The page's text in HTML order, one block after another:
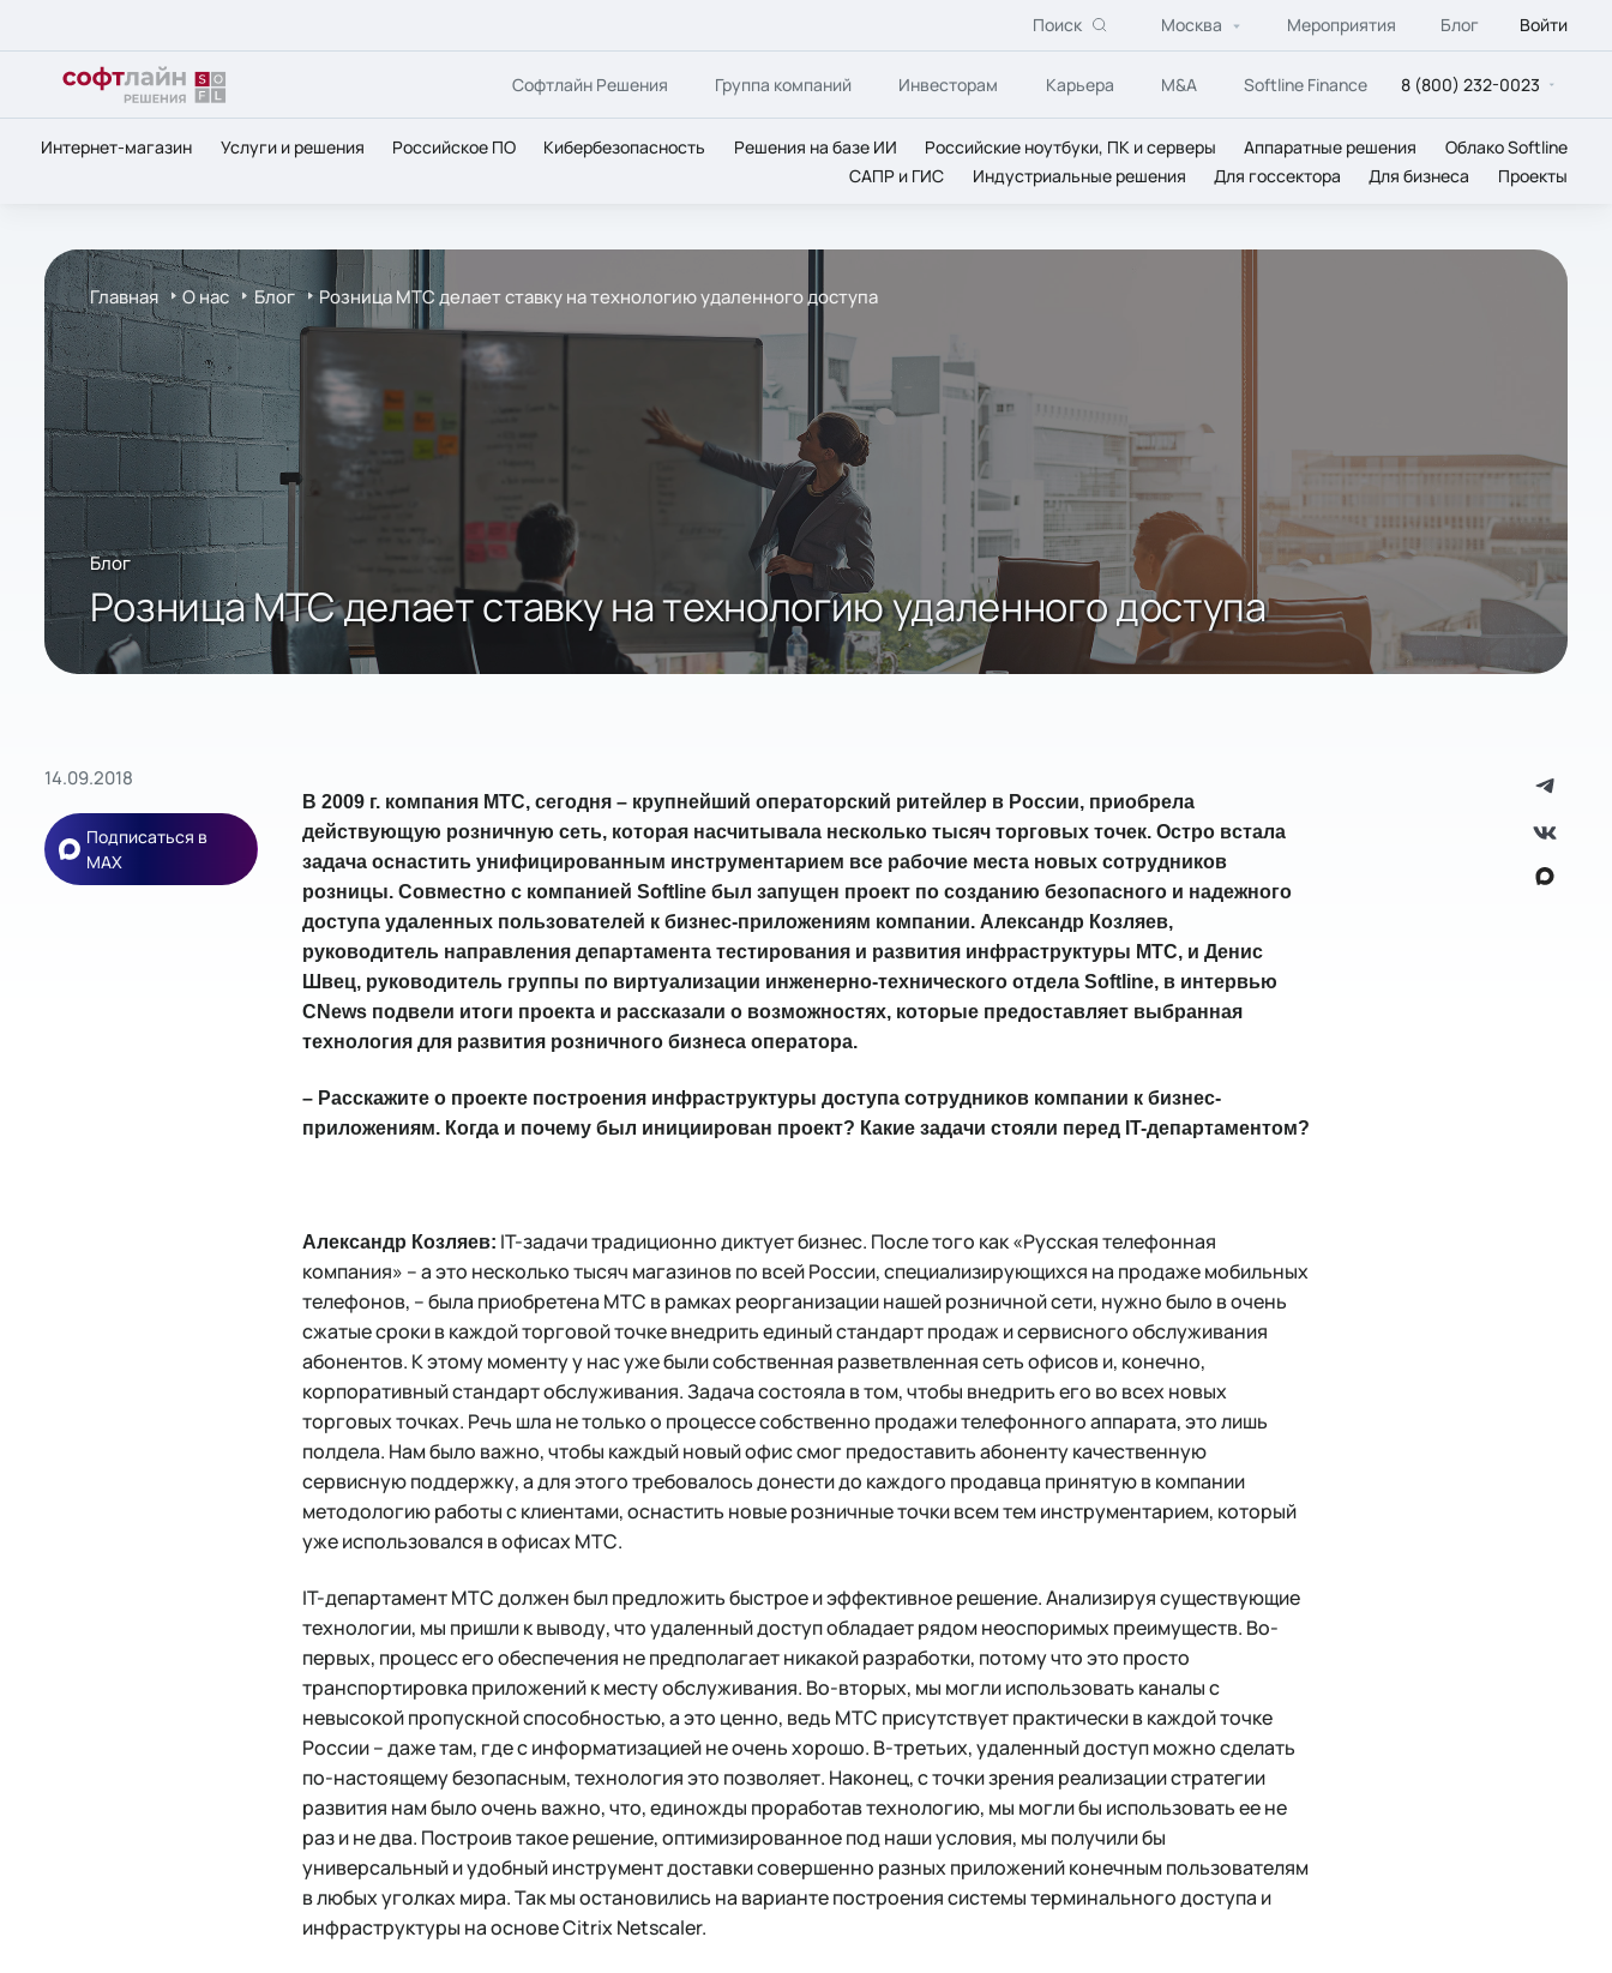
Поиск Москва Мероприятия Блог Войти
Софтлайн Решения Группа компаний Инвесторам Карьера M&A Softline Finance 8 (800) 232-0023
Интернет-магазин Услуги и решения Российское ПО Кибербезопасность Решения на базе ИИ Российские ноутбуки, ПК и серверы Аппаратные решения
Облако Softline
САПР и ГИС
Индустриальные решения Для госсектора Для бизнеса Проекты
Главная О нас Блог Розница МТС делает ставку на технологию удаленного доступа
Блог
Розница МТС делает ставку на технологию удаленного доступа
14.09.2018
Подписаться в
MAX
В 2009 г. компания МТС, сегодня – крупнейший операторский ритейлер в России, приобрела
действующую розничную сеть, которая насчитывала несколько тысяч торговых точек. Остро встала
задача оснастить унифицированным инструментарием все рабочие места новых сотрудников
розницы. Совместно с компанией Softline был запущен проект по созданию безопасного и надежного
доступа удаленных пользователей к бизнес-приложениям компании. Александр Козляев,
руководитель направления департамента тестирования и развития инфраструктуры МТС, и Денис
Швец, руководитель группы по виртуализации инженерно-технического отдела Softline, в интервью
CNews подвели итоги проекта и рассказали о возможностях, которые предоставляет выбранная
технология для развития розничного бизнеса оператора.
– Расскажите о проекте построения инфраструктуры доступа сотрудников компании к бизнес-
приложениям. Когда и почему был инициирован проект? Какие задачи стояли перед IT-департаментом?
Александр Козляев: IT-задачи традиционно диктует бизнес. После того как «Русская телефонная
компания» – а это несколько тысяч магазинов по всей России, специализирующихся на продаже мобильных
телефонов, – была приобретена МТС в рамках реорганизации нашей розничной сети, нужно было в очень
сжатые сроки в каждой торговой точке внедрить единый стандарт продаж и сервисного обслуживания
абонентов. К этому моменту у нас уже были собственная разветвленная сеть офисов и, конечно,
корпоративный стандарт обслуживания. Задача состояла в том, чтобы внедрить его во всех новых
торговых точках. Речь шла не только о процессе собственно продажи телефонного аппарата, это лишь
полдела. Нам было важно, чтобы каждый новый офис смог предоставить абоненту качественную
сервисную поддержку, а для этого требовалось донести до каждого продавца принятую в компании
методологию работы с клиентами, оснастить новые розничные точки всем тем инструментарием, который
уже использовался в офисах МТС.
IT-департамент МТС должен был предложить быстрое и эффективное решение. Анализируя существующие
технологии, мы пришли к выводу, что удаленный доступ обладает рядом неоспоримых преимуществ. Во-
первых, процесс его обеспечения не предполагает никакой разработки, потому что это просто
транспортировка приложений к месту обслуживания. Во-вторых, мы могли использовать каналы с
невысокой пропускной способностью, а это ценно, ведь МТС присутствует практически в каждой точке
России – даже там, где с информатизацией не очень хорошо. В-третьих, удаленный доступ можно сделать
по-настоящему безопасным, технология это позволяет. Наконец, с точки зрения реализации стратегии
развития нам было очень важно, что, единожды проработав технологию, мы могли бы использовать ее не
раз и не два. Построив такое решение, оптимизированное под наши условия, мы получили бы
универсальный и удобный инструмент доставки совершенно разных приложений конечным пользователям
в любых уголках мира. Так мы остановились на варианте построения системы терминального доступа и
инфраструктуры на основе Citrix Netscaler.